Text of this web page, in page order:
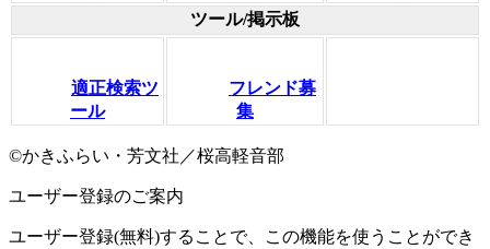
ツール/掲示板
適正検索ツ
ール
フレンド募
集
©かきふらい・芳文社／桜高軽音部
ユーザー登録のご案内
ユーザー登録(無料)することで、この機能を使うことができ